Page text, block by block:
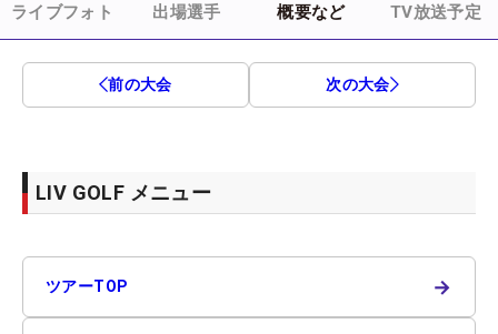
ライブフォト 出場選手 概要など TV放送予定
前の大会 次の大会
LIV GOLF メニュー
ツアーTOP →